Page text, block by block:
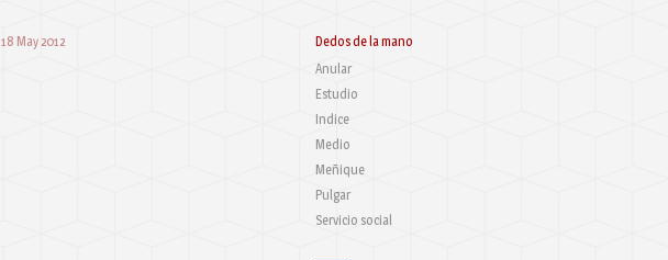
18 May 2012
Dedos de la mano
Anular
Estudio
Indice
Medio
Meñique
Pulgar
Servicio social